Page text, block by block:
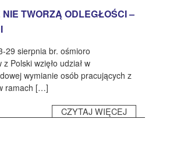
OFERTA USŁUG
CZASOPISMA
INSTYTUT TYFLOLOGICZNY
KONTAKT
NIE TWORZĄ ODLEGŁOŚCI –
29 sierpnia br. ośmioro
Polski wzięło udział w
wymianie osób pracujących z
ramach […]
CZYTAJ WIĘCEJ